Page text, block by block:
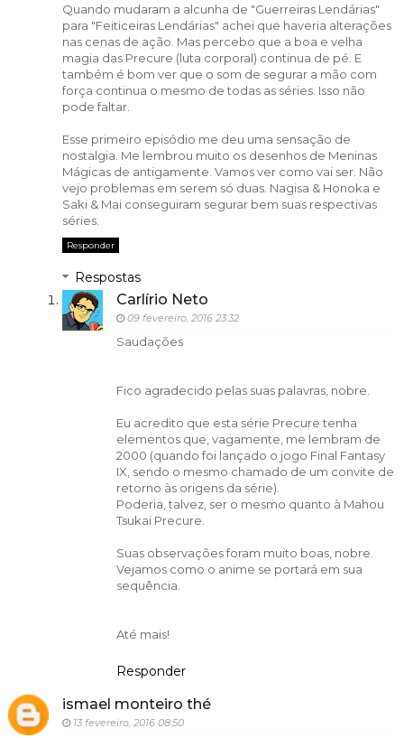
Quando mudaram a alcunha de "Guerreiras Lendárias"
para "Feiticeiras Lendárias" achei que haveria alterações
nas cenas de ação. Mas percebo que a boa e velha
magia das Precure (luta corporal) continua de pé. E
também é bom ver que o som de segurar a mão com
força continua o mesmo de todas as séries. Isso não
pode faltar.
Esse primeiro episódio me deu uma sensação de
nostalgia. Me lembrou muito os desenhos de Meninas
Mágicas de antigamente. Vamos ver como vai ser. Não
vejo problemas em serem só duas. Nagisa & Honoka e
Saki & Mai conseguiram segurar bem suas respectivas
séries.
Responder
Respostas
Carlírio Neto
09 fevereiro, 2016 23:32
Saudações
Fico agradecido pelas suas palavras, nobre.
Eu acredito que esta série Precure tenha
elementos que, vagamente, me lembram de
2000 (quando foi lançado o jogo Final Fantasy
IX, sendo o mesmo chamado de um convite de
retorno às origens da série).
Poderia, talvez, ser o mesmo quanto à Mahou
Tsukai Precure.
Suas observações foram muito boas, nobre.
Vejamos como o anime se portará em sua
sequência.
Até mais!
Responder
ismael monteiro thé
13 fevereiro, 2016 08:50